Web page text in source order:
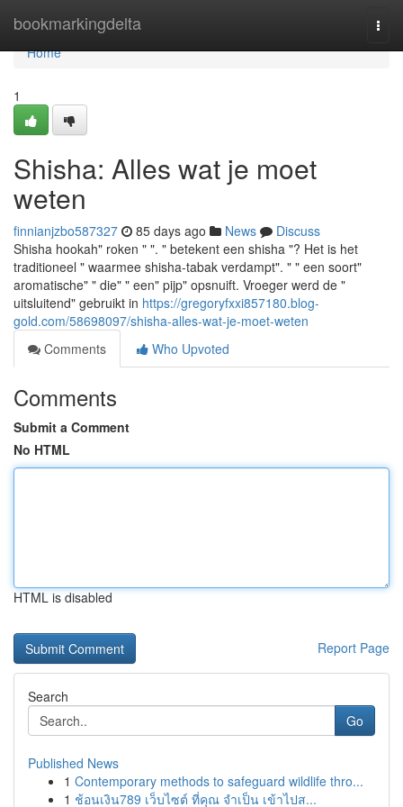
bookmarkingdelta
Home
Home
1
Shisha: Alles wat je moet
weten
finnianjzbo587327 85 days ago News
Discuss
Shisha hookah" roken " ". " betekent een shisha "? Het is het
traditioneel " waarmee shisha-tabak verdampt". " " een soort"
aromatische" " die" " een" pijp" opsnuift. Vroeger werd de "
uitsluitend" gebruikt in https://gregoryfxxi857180.blog-
gold.com/58698097/shisha-alles-wat-je-moet-weten
Comments
Who Upvoted
Comments
Submit a Comment
No HTML
HTML is disabled
Report Page
Search
Go
Published News
1 Contemporary methods to safeguard wildlife thro...
1 ช้อนเงิน789 เว็บไซต์ ที่คุณ จำเป็น เข้าไปส...